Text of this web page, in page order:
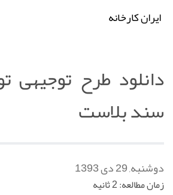
ایران کارخانه
دانلود طرح توجیهی
سند بلاست
دوشنبه, 29 دی 1393
زمان مطالعه: 2 ثانیه